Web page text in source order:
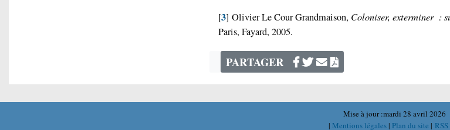
[3]Olivier Le Cour Grandmaison, Coloniser, exterminer :
Paris, Fayard, 2005.
PARTAGER
Mise à jour :mardi 28 avril 2026
| Mentions légales | Plan du site |